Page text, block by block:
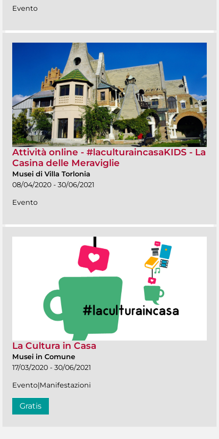
Evento
Attività online - #laculturaincasaKIDS - La
Casina delle Meraviglie
Musei di Villa Torlonia
08/04/2020 - 30/06/2021
Evento
La Cultura in Casa
Musei in Comune
17/03/2020 - 30/06/2021
Evento|Manifestazioni
Gratis